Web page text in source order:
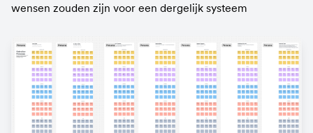
wensen zouden zijn voor een dergelijk systeem